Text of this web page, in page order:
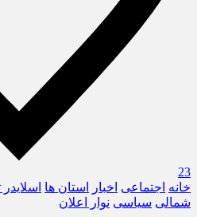
23
خانه اجتماعی اخبار استان ها اسلایدر
شمالی سیاسی نوار اعلان